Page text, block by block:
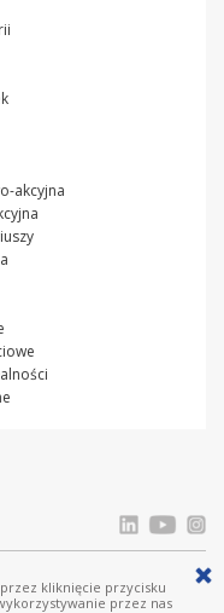
akcyjna
prawa zastrzeżone
kliknięcie przycisku
przez nas